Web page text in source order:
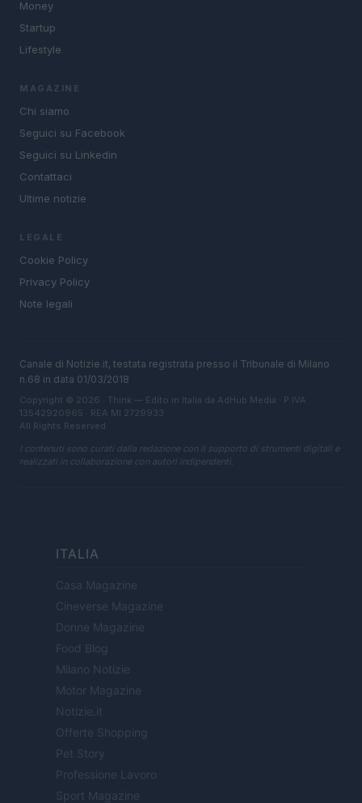
Money
Startup
Lifestyle
MAGAZINE
Chi siamo
Seguici su Facebook
Seguici su Linkedin
Contattaci
Ultime notizie
LEGALE
Cookie Policy
Privacy Policy
Note legali
Canale di Notizie.it, testata registrata presso il Tribunale di Milano
n.68 in data 01/03/2018
Copyright © 2026 · Think — Edito in Italia da AdHub Media · P.IVA
13542920965 · REA MI 2729933
All Rights Reserved
I contenuti sono curati dalla redazione con il supporto di strumenti digitali e
realizzati in collaborazione con autori indipendenti.
ITALIA
Casa Magazine
Cineverse Magazine
Donne Magazine
Food Blog
Milano Notizie
Motor Magazine
Notizie.it
Offerte Shopping
Pet Story
Professione Lavoro
Sport Magazine